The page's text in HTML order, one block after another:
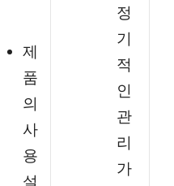
제
품
의
사
용
설
정
기
적
인
관
리
가